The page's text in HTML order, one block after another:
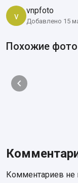
v vnpfoto
Добавлено 15
Похожие фото
Комментариев не